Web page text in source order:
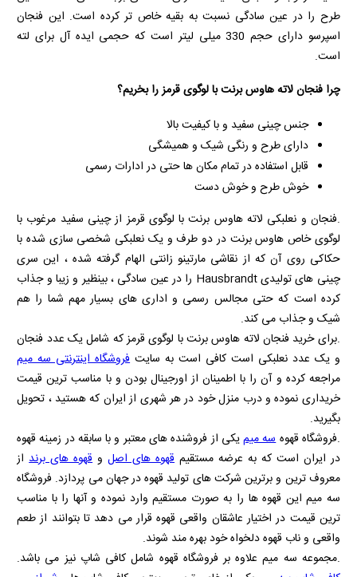
طرح را در عین سادگی نسبت به بقیه خاص تر کرده است. این فنجان
اسپرسو دارای حجم 330 میلی لیتر است که حجمی ایده آل برای لته
است.
چرا فنجان لاته هاوس برنت با لوگوی قرمز را بخریم؟
جنس چینی سفید و با کیفیت بالا
دارای طرح و رنگی شیک و همیشگی
قابل استفاده در تمام مکان ها حتی در ادارات رسمی
خوش طرح و خوش دست
.فنجان و نعلبکی لاته هاوس برنت با لوگوی قرمز از چینی سفید مرغوب با
لوگوی خاص هاوس برنت در دو طرف و یک نعلبکی شخصی سازی شده با
حکاکی روی آن که از نقاشی مارتینو زانتی الهام گرفته شده ، این سری
چینی های تولیدیHausbrandt را در عین سادگی ، بینظیر و زیبا و جذاب
کرده است که حتی مجالس رسمی و اداری های بسیار مهم شما را هم
شیک و جذاب می کند.
.برای خرید فنجان لاته هاوس برنت با لوگوی قرمز که شامل یک عدد فنجان
و یک عدد نعلبکی است کافی است به سایتفروشگاه اینترنتی سه میم
مراجعه کرده و آن را با اطمینان از اورجینال بودن و با مناسب ترین قیمت
خریداری نموده و درب منزل خود در هر شهری از ایران که هستید ، تحویل
بگیرید.
.فروشگاه قهوهسه میمیکی از فروشنده های معتبر و با سابقه در زمینه قهوه
در ایران است که به عرضه مستقیم قهوه های اصلوقهوه های برنداز
معروف ترین و برترین شرکت های تولید قهوه در جهان می پردازد. فروشگاه
سه میم این قهوه ها را به صورت مستقیم وارد نموده و آنها را با مناسب
ترین قیمت در اختیار عاشقان واقعی قهوه قرار می دهد تا بتوانند از طعم
واقعی و ناب قهوه دلخواه خود بهره مند شوند.
.مجموعه سه میم علاوه بر فروشگاه قهوه شامل کافی شاپ نیز می باشد.